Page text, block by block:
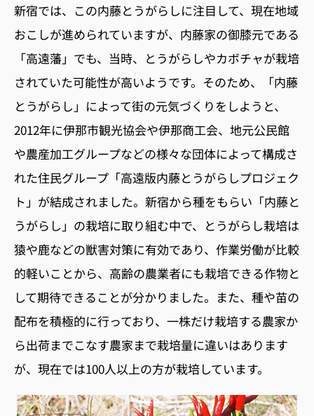
新宿では、この内藤とうがらしに注目して、現在地域
おこしが進められていますが、内藤家の御膝元である
「高遠藩」でも、当時、とうがらしやカボチャが栽培
されていた可能性が高いようです。そのため、「内藤
とうがらし」によって街の元気づくりをしようと、
2012年に伊那市観光協会や伊那商工会、地元公民館
や農産加工グループなどの様々な団体によって構成さ
れた住民グループ「高遠版内藤とうがらしプロジェク
ト」が結成されました。新宿から種をもらい「内藤と
うがらし」の栽培に取り組む中で、とうがらし栽培は
猿や鹿などの獣害対策に有効であり、作業労働が比較
的軽いことから、高齢の農業者にも栽培できる作物と
して期待できることが分かりました。また、種や苗の
配布を積極的に行っており、一株だけ栽培する農家か
ら出荷までこなす農家まで栽培量に違いはあります
が、現在では100人以上の方が栽培しています。